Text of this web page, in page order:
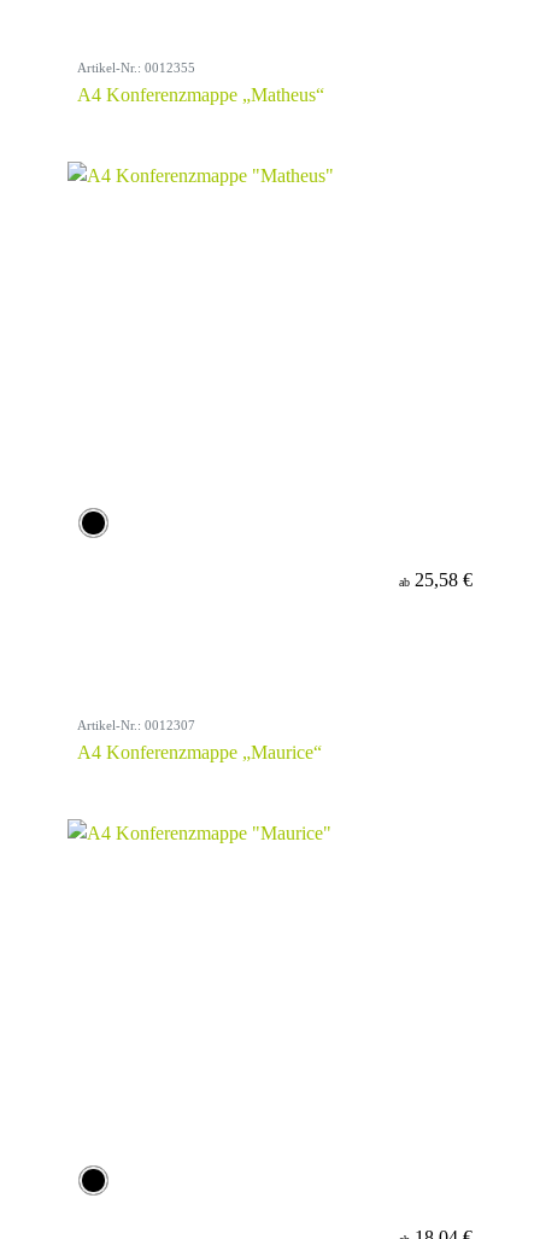
Artikel-Nr.: 0012355
A4 Konferenzmappe „Matheus“
ab 25,58 €
Artikel-Nr.: 0012307
A4 Konferenzmappe „Maurice“